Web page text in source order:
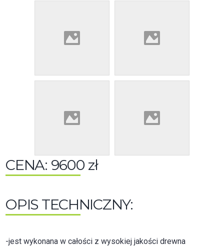
CENA: 9600 zł
OPIS TECHNICZNY:
-jest wykonana w całości z wysokiej jakości drewna